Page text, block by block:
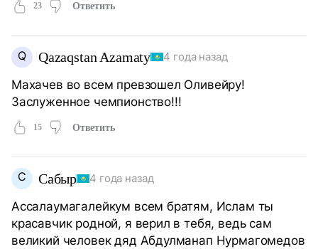
23 Ответить
Q Qazaqstan Azamaty 4 года назад
Махачев во всем превзошел Оливейру!
Заслуженное чемпионство!!!
15 Ответить
С Сабыр 4 года назад
Ассалаумагалейкум всем братям, Ислам ты
красавчик родной, я верил в тебя, ведь сам
великий человек дяд Абдулманап Нурмагомедов